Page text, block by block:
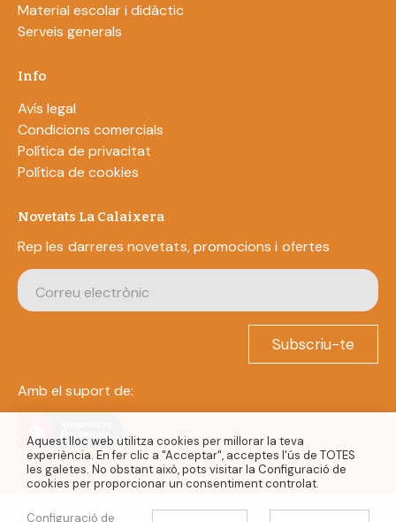
Material escolar i didàctic
Serveis generals
Info
Avís legal
Condicions comercials
Política de privacitat
Política de cookies
Novetats La Calaixera
Rep les darreres novetats, promocions i ofertes
Subscriu-te
Amb el suport de:
Aquest lloc web utilitza cookies per millorar la teva
experiència. En fer clic a "Acceptar", acceptes l'ús de TOTES
les galetes. No obstant això, pots visitar la Configuració de
cookies per proporcionar un consentiment controlat.
Configuració de